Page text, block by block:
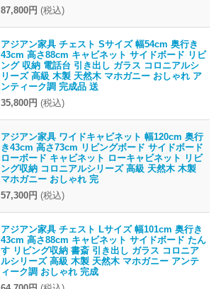
87,800円 (税込)
アジアン家具 チェスト Sサイズ 幅54cm 奥行き
43cm 高さ88cm キャビネット サイドボード リビ
ング 収納 電話台 引き出し ガラス コロニアルシ
リーズ 高級 木製 天然木 マホガニー おしゃれ ア
ンティーク調 完成品 送
35,800円 (税込)
アジアン家具 ワイドキャビネット 幅120cm 奥行
き43cm 高さ73cm リビングボード サイドボード
ローボード キャビネット ローキャビネット リビ
ング収納 コロニアルシリーズ 高級 天然木 木製
マホガニー おしゃれ 完
57,300円 (税込)
アジアン家具 チェスト Lサイズ 幅101cm 奥行き
43cm 高さ88cm キャビネット サイドボード たん
す リビング収納 書斎 引き出し ガラス コロニア
ルシリーズ 高級 木製 天然木 マホガニー アンテ
ィーク調 おしゃれ 完成